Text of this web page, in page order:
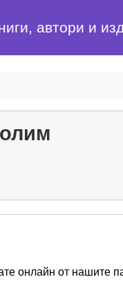
автори и
онлайн от нашите